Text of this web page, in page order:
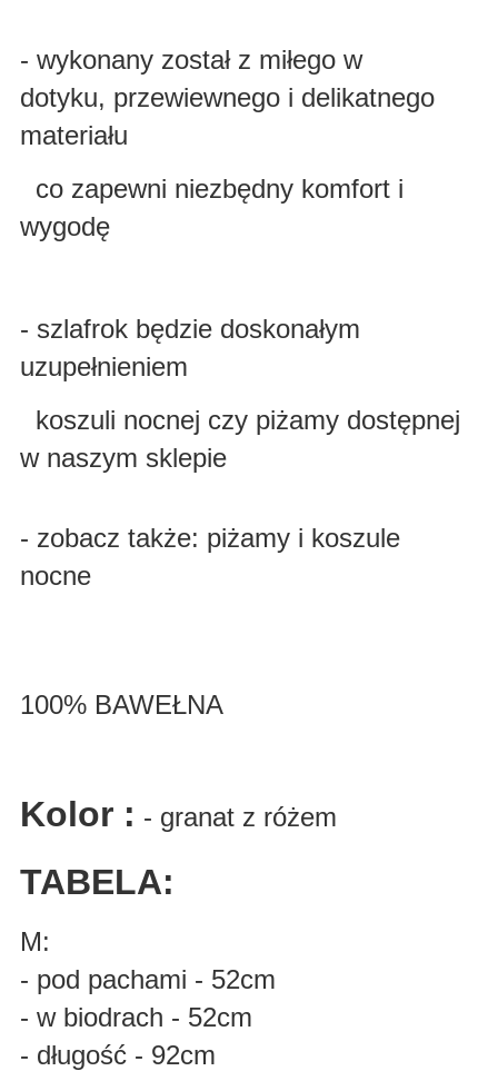
- wykonany został z miłego w
dotyku, przewiewnego i delikatnego
materiału
co zapewni niezbędny komfort i
wygodę
- szlafrok będzie doskonałym
uzupełnieniem
koszuli nocnej czy piżamy dostępnej
w naszym sklepie
- zobacz także: piżamy i koszule
nocne
100% BAWEŁNA
Kolor : - granat z różem
TABELA:
M:
- pod pachami - 52cm
- w biodrach - 52cm
- długość - 92cm